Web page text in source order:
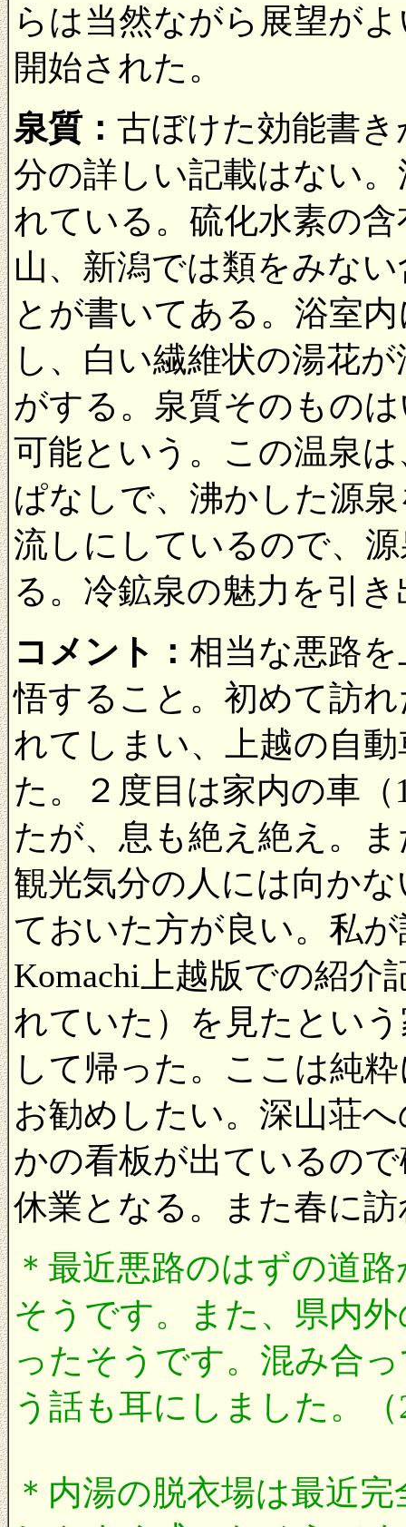
らは当然ながら展望が
開始された。
泉質： 古ぼけた効能書
分の詳しい記載はない
れている。硫化水素の
山、新潟では類をみな
とが書いてある。浴室
し、白い繊維状の湯花
がする。泉質そのもの
可能という。この温泉
ぱなしで、沸かした源
流しにしているので、
る。冷鉱泉の魅力を引
コメント： 相当な悪路
悟すること。初めて訪
れてしまい、上越の自
た。２度目は家内の車
たが、息も絶え絶え。
観光気分の人には向か
ておいた方が良い。私
Komachi上越版での紹介
れていた）を見たとい
して帰った。ここは純
お勧めしたい。深山荘
かの看板が出ているの
休業となる。また春に
＊最近悪路のはずの道
そうです。また、県内
ったそうです。混み合
う話も耳にしました。（
＊内湯の脱衣場は最近